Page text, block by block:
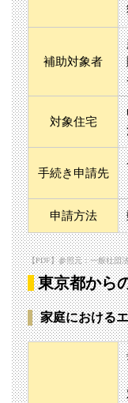
補助対象者
対象住宅
手続き申請先
申請方法
【PDF】参照元：一般社団
東京都から
家庭における